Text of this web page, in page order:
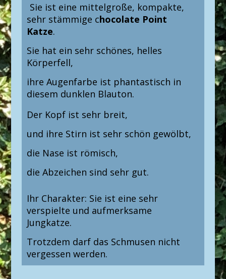
Sie ist eine mittelgroße, kompakte,
sehr stämmige chocolate Point
Katze.
Sie hat ein sehr schönes, helles
Körperfell,
ihre Augenfarbe ist phantastisch in
diesem dunklen Blauton.
Der Kopf ist sehr breit,
und ihre Stirn ist sehr schön gewölbt,
die Nase ist römisch,
die Abzeichen sind sehr gut.
Ihr Charakter: Sie ist eine sehr
verspielte und aufmerksame
Jungkatze.
Trotzdem darf das Schmusen nicht
vergessen werden.